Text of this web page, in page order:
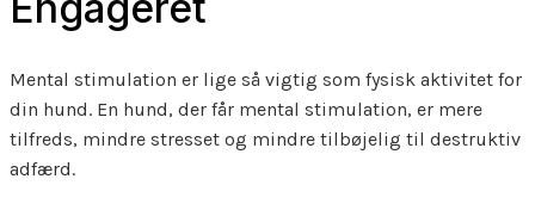
Mental stimulation er lige så vigtig som fysisk aktivitet for
din hund. En hund, der får mental stimulation, er mere
tilfreds, mindre stresset og mindre tilbøjelig til destruktiv
adfærd.